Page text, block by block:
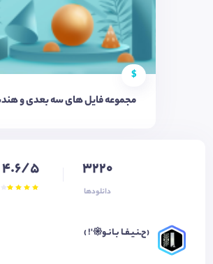
$
مجموعه فایل های سه بعدی و
3220
دانلودها
4.6/5
‹ح‌ـنـیـفـٰا‌ بـانـو𑁍'! › ‌‌